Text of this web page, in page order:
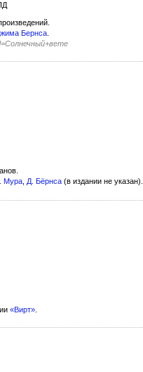
Бернса
Мура,Д. Бёрнсa (в издании не указан).
«Вирт»